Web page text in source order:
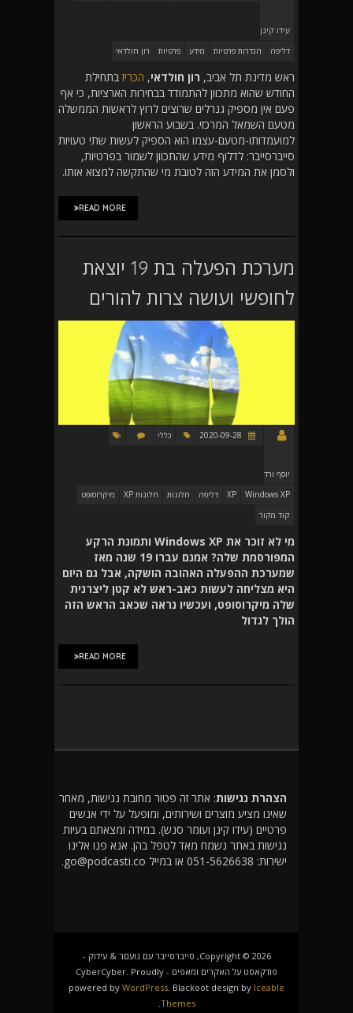
עידו קינן
דליפה הגדרות פרטיות מידע פרטיות רון חולדאי
ראש מדינת תל אביב, רון חולדאי, הכריז בתחילת
החודש שהוא מתכוון להתמודד בבחירות הארציות, כי אף
פעם אין מספיק גנרלים שרוצים לרוץ לראשות הממשלה
מטעם השמאל המרכזי. בשבוע הראשון
למועמדותו-מטעם-עצמו הוא הספיק לעשות שתי טעויות
סייברסייבר: לדלוף מידע שהתכוון לשמור בפרטיות,
ולסמן את המידע הזה לטובת מי שהתקשה למצוא אותו.
READ MORE
מערכת הפעלה בת 19 יוצאת
לחופשי ועושה צרות להורים
יוסף ורד
כללי
Windows XP
XP דליפה חלונות חלונות XP
מיקרוסופט
קוד מקור
מי לא זוכר את Windows XP ותמונת הרקע
המפורסמת שלה? אמנם עברו 19 שנה מאז
שמערכת ההפעלה האהובה הושקה, אבל גם היום
היא מצליחה לעשות כאב-ראש לא קטן ליצרנית
שלה מיקרוסופט, ועכשיו נראה שכאב הראש הזה
הולך לגדול
READ MORE
הצהרת נגישות: אתר זה פטור מחובת נגישות, מאחר
שאינו מציע מוצרים ושירותים, ומופעל על ידי אנשים
פרטיים (עידו קינן ועומר סנש). במידה ומצאתם בעיות
נגישות באתר נשמח מאד לטפל בהן. אנא פנו אלינו
ישירות: 051-5626638 או במייל go@podcasti.co.
Copyright © 2026, סייברסייבר עם נועםר & עידוק -
פודקאסט על האקרים ומאפים - CyberCyber. Proudly
powered by WordPress. Blackoot design by Iceable
Themes
.